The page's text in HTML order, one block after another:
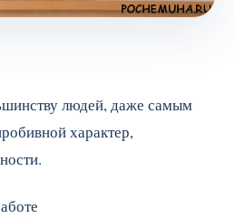
людей, даже самым
характер,